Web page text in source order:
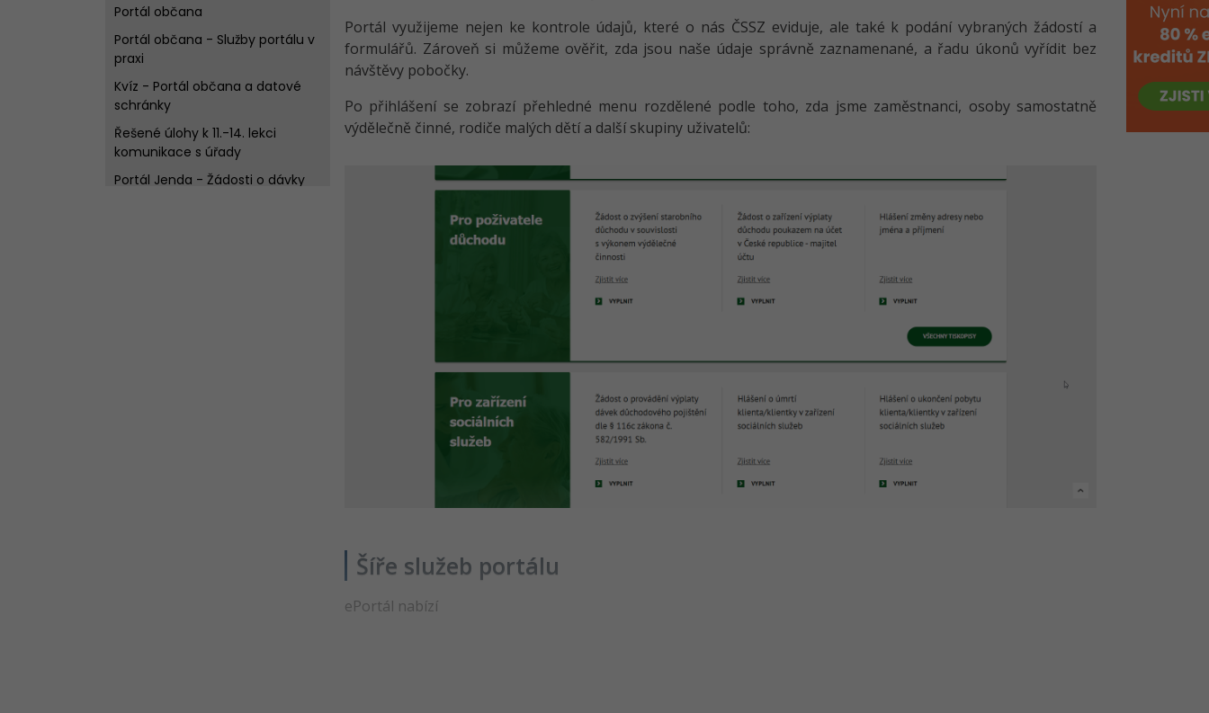
Portál občana
Portál občana - Služby portálu v
praxi
Kvíz - Portál občana a datové
schránky
Řešené úlohy k 11.-14. lekci
komunikace s úřady
Portál Jenda - Žádosti o dávky
Portál využijeme nejen ke kontrole údajů, které o nás ČSSZ eviduje, ale také k podání vybraných žádostí a
formulářů. Zároveň si můžeme ověřit, zda jsou naše údaje správně zaznamenané, a řadu úkonů vyřídit bez
návštěvy pobočky.
Po přihlášení se zobrazí přehledné menu rozdělené podle toho, zda jsme zaměstnanci, osoby samostatně
výdělečně činné, rodiče malých dětí a další skupiny uživatelů:
Šíře služeb portálu
ePortál nabízí